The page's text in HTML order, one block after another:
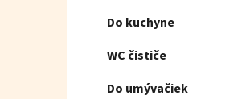
Do kuchyne
WC čističe
Do umývačiek